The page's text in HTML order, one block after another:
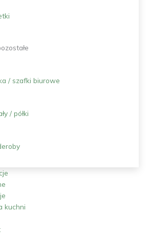
/ szafki biurowe
/ półki
kuchni